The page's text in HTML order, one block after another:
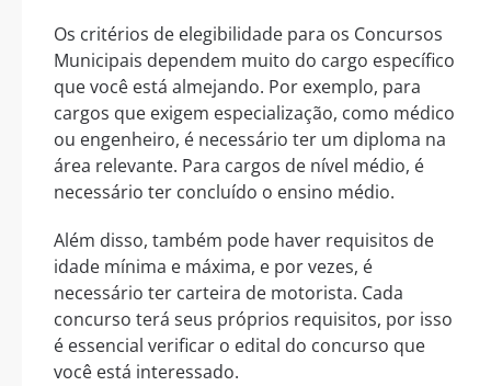
Os critérios de elegibilidade para os Concursos
Municipais dependem muito do cargo específico
que você está almejando. Por exemplo, para
cargos que exigem especialização, como médico
ou engenheiro, é necessário ter um diploma na
área relevante. Para cargos de nível médio, é
necessário ter concluído o ensino médio.
Além disso, também pode haver requisitos de
idade mínima e máxima, e por vezes, é
necessário ter carteira de motorista. Cada
concurso terá seus próprios requisitos, por isso
é essencial verificar o edital do concurso que
você está interessado.